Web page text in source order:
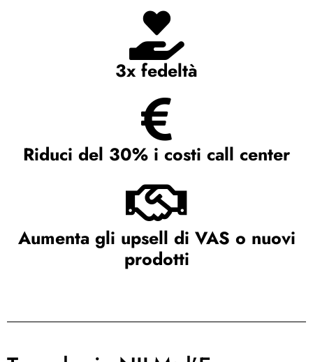
3x fedeltà
Riduci del 30% i costi call center
Aumenta gli upsell di VAS o nuovi
prodotti